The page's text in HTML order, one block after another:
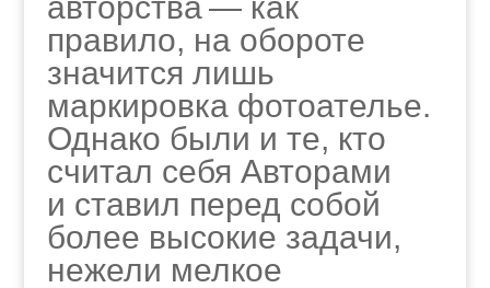
правило, на обороте
значится лишь
маркировка фотоателье.
Однако были и те, кто
считал себя Авторами
и ставил перед собой
более высокие задачи,
нежели мелкое